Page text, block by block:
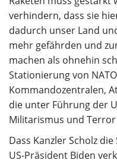
verhindern, dass sie
dadurch unser Land
mehr gefährden und
machen als ohnehin
Stationierung von
Kommandozentralen,
die unter Führung der
Militarismus und
Dass Kanzler Scholz
US-Präsident Biden